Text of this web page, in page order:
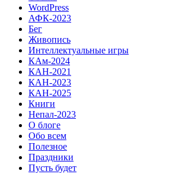
WordPress
АФК-2023
Бег
Живопись
Интеллектуальные игры
КАм-2024
КАН-2021
КАН-2023
КАН-2025
Книги
Непал-2023
О блоге
Обо всем
Полезное
Праздники
Пусть будет